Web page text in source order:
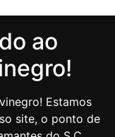
ao
Estamos
site, o ponto de